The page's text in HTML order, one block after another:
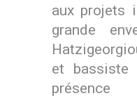
aux projets
grande
et bassiste